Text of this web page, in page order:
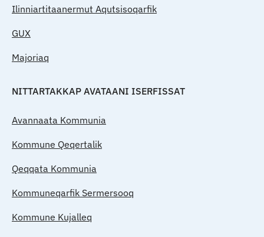
Ilinniartitaanermut Aqutsisoqarfik
GUX
Majoriaq
NITTARTAKKAP AVATAANI ISERFISSAT
Avannaata Kommunia
Kommune Qeqertalik
Qeqqata Kommunia
Kommuneqarfik Sermersooq
Kommune Kujalleq